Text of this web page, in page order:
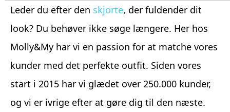
Leder du efter den skjorte, der fuldender dit
look? Du behøver ikke søge længere. Her hos
Molly&My har vi en passion for at matche vores
kunder med det perfekte outfit. Siden vores
start i 2015 har vi glædet over 250.000 kunder,
og vi er ivrige efter at gøre dig til den næste.